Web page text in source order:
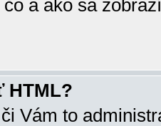
čo a ako sa
HTML?
Vám to